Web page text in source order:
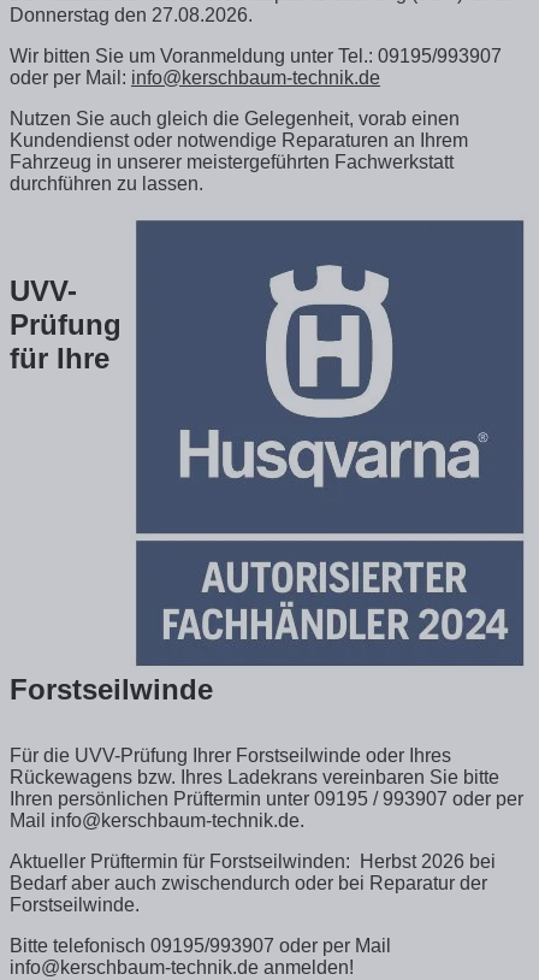
Donnerstag den 27.08.2026.
Wir bitten Sie um Voranmeldung unter Tel.: 09195/993907
oder per Mail: info@kerschbaum-technik.de
Nutzen Sie auch gleich die Gelegenheit, vorab einen
Kundendienst oder notwendige Reparaturen an Ihrem
Fahrzeug in unserer meistergeführten Fachwerkstatt
durchführen zu lassen.
UVV-
Prüfung
für Ihre
Forstseilwinde
Für die UVV-Prüfung Ihrer Forstseilwinde oder Ihres
Rückewagens bzw. Ihres Ladekrans vereinbaren Sie bitte
Ihren persönlichen Prüftermin unter 09195 / 993907 oder per
Mail info@kerschbaum-technik.de.
Aktueller Prüftermin für Forstseilwinden:
Herbst 2026 bei
Bedarf aber auch zwischendurch oder bei Reparatur der
Forstseilwinde.
Bitte telefonisch 09195/993907 oder per Mail
info@kerschbaum-technik.de anmelden!